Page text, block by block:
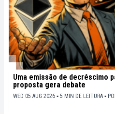
Uma emissão de decréscimo
proposta gera debate
WED 05 AUG 2026 ▪ 5 MIN DE LEITURA ▪